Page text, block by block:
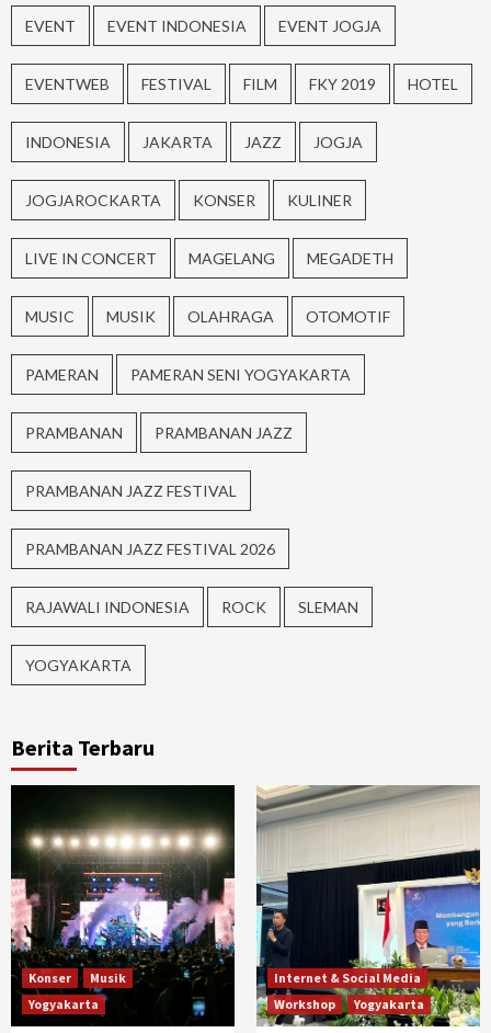
EVENT EVENT INDONESIA EVENT JOGJA
EVENTWEB FESTIVAL FILM FKY 2019 HOTEL
INDONESIA JAKARTA JAZZ JOGJA
JOGJAROCKARTA KONSER KULINER
LIVE IN CONCERT MAGELANG MEGADETH
MUSIC MUSIK OLAHRAGA OTOMOTIF
PAMERAN PAMERAN SENI YOGYAKARTA
PRAMBANAN PRAMBANAN JAZZ
PRAMBANAN JAZZ FESTIVAL
PRAMBANAN JAZZ FESTIVAL 2026
RAJAWALI INDONESIA ROCK SLEMAN
YOGYAKARTA
Berita Terbaru
Konser
Musik
Yogyakarta
Internet & Social Media
Workshop
Yogyakarta